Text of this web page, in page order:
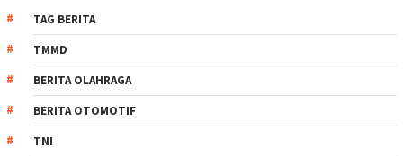
TAG BERITA
TMMD
BERITA OLAHRAGA
BERITA OTOMOTIF
TNI